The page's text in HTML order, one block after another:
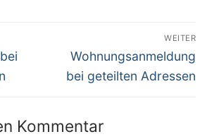
WEITER
Nächster
Beitrag:
Wohnungsanmeldung
bei geteilten Adressen
Kommentar